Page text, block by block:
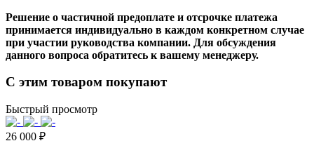
Решение о частичной предоплате и отсрочке платежа
принимается индивидуально в каждом конкретном случае
при участии руководства компании. Для обсуждения
данного вопроса обратитесь к вашему менеджеру.
С этим товаром покупают
Быстрый просмотр
26 000 ₽